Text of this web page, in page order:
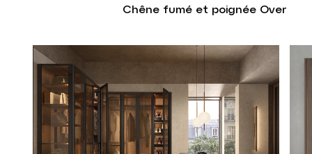
Chêne fumé et poignée Over